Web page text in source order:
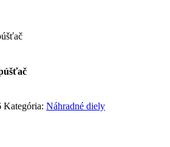
Kategória: Náhradné diely